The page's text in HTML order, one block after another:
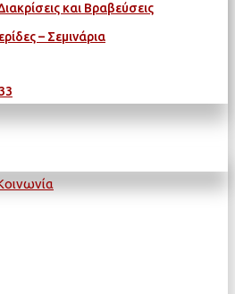
και Βραβεύσεις
– Σεμινάρια